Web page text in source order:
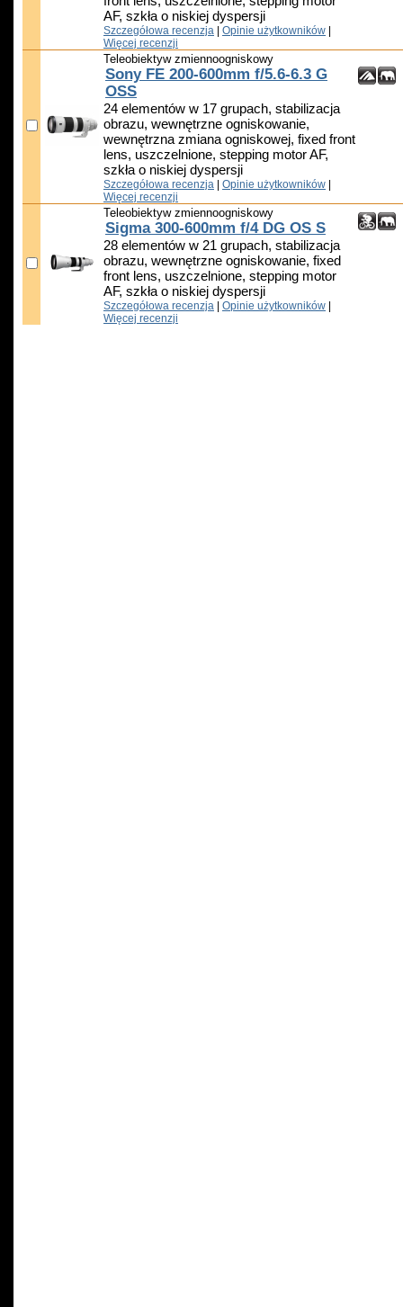
AF, szkła o niskiej dyspersji
Szczegółowa recenzja Opinie użytkowników
Więcej recenzji
Teleobiektyw zmiennoogniskowy
Sony FE 200-600mm f/5.6-6.3 G
OSS
24 elementów w 17 grupach, stabilizacja
obrazu, wewnętrzne ogniskowanie,
wewnętrzna zmiana ogniskowej, fixed front
lens, uszczelnione, stepping motor AF,
szkła o niskiej dyspersji
Szczegółowa recenzja Opinie użytkowników
Więcej recenzji
Teleobiektyw zmiennoogniskowy
Sigma 300-600mm f/4 DG OS S
28 elementów w 21 grupach, stabilizacja
obrazu, wewnętrzne ogniskowanie, fixed
front lens, uszczelnione, stepping motor
AF, szkła o niskiej dyspersji
Szczegółowa recenzja Opinie użytkowników
Więcej recenzji